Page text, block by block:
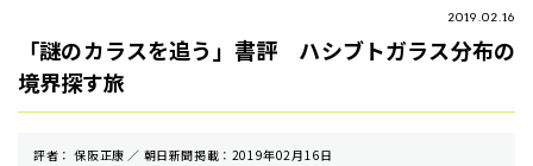
2019.02.16
「謎のカラスを追う」書評 ハシブトガラス分布の
境界探す旅
評者： 保阪正康 ／ 朝⽇新聞掲載：2019年02月16日